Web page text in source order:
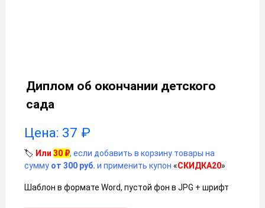
Диплом об окончании детского
сада
Цена: 37 ₽
🏷️ Или 30 ₽, если добавить в корзину товары на
сумму от 300 руб. и применить купон «СКИДКА20»
Шаблон в формате Word, пустой фон в JPG + шрифт